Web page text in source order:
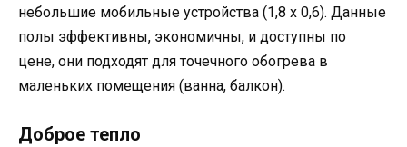
небольшие мобильные устройства (1,8 х 0,6). Данные
полы эффективны, экономичны, и доступны по
цене, они подходят для точечного обогрева в
маленьких помещения (ванна, балкон).
Доброе тепло